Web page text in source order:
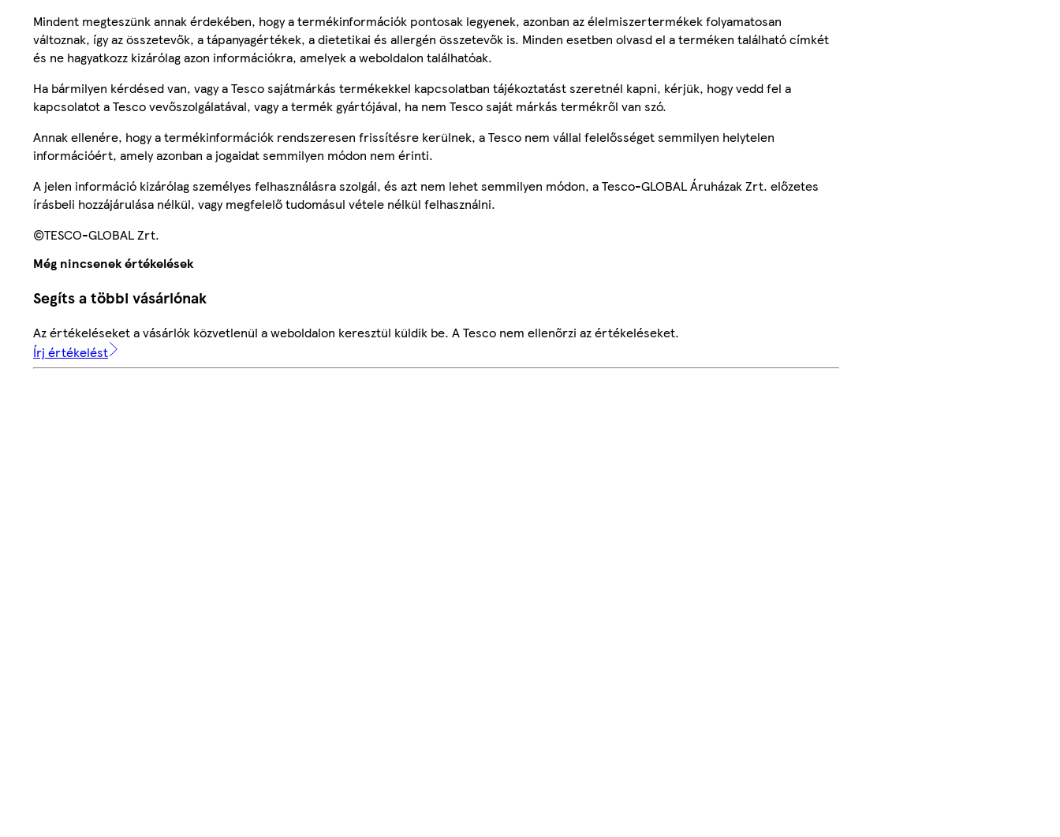
Mindent megteszünk annak érdekében, hogy a termékinformációk pontosak legyenek, azonban az élelmiszertermékek folyamatosan
változnak, így az összetevők, a tápanyagértékek, a dietetikai és allergén összetevők is. Minden esetben olvasd el a terméken található címkét
és ne hagyatkozz kizárólag azon információkra, amelyek a weboldalon találhatóak.
Ha bármilyen kérdésed van, vagy a Tesco sajátmárkás termékekkel kapcsolatban tájékoztatást szeretnél kapni, kérjük, hogy vedd fel a
kapcsolatot a Tesco vevőszolgálatával, vagy a termék gyártójával, ha nem Tesco saját márkás termékről van szó.
Annak ellenére, hogy a termékinformációk rendszeresen frissítésre kerülnek, a Tesco nem vállal felelősséget semmilyen helytelen
információért, amely azonban a jogaidat semmilyen módon nem érinti.
A jelen információ kizárólag személyes felhasználásra szolgál, és azt nem lehet semmilyen módon, a Tesco-GLOBAL Áruházak Zrt. előzetes
írásbeli hozzájárulása nélkül, vagy megfelelő tudomásul vétele nélkül felhasználni.
©TESCO-GLOBAL Zrt.
Még nincsenek értékelések
Segíts a többi vásárlónak
Az értékeléseket a vásárlók közvetlenül a weboldalon keresztül küldik be. A Tesco nem ellenőrzi az értékeléseket.
Írj értékelést